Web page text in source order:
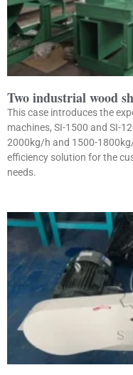
Two industrial wood
This case introduces the
machines, SI-1500 and SI-
2000kg/h and 1500-
efficiency solution for the
needs.